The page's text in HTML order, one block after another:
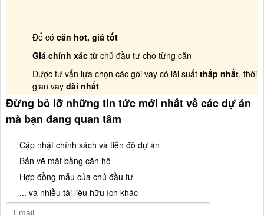
Để có căn hot, giá tốt
Giá chính xáctừ chủ đầu tư cho từng căn
Được tư vấn lựa chọn các gói vay có lãi suất thấp nhất, thời
gian vay dài nhất
Đừng bỏ lỡ những tin tức mới nhất về các dự án
mà bạn đang quan tâm
Cập nhật chính sách và tiến độ dự án
Bản vẽ mặt bằng căn hộ
Hợp đồng mẫu của chủ đầu tư
... và nhiều tài liệu hữu ích khác